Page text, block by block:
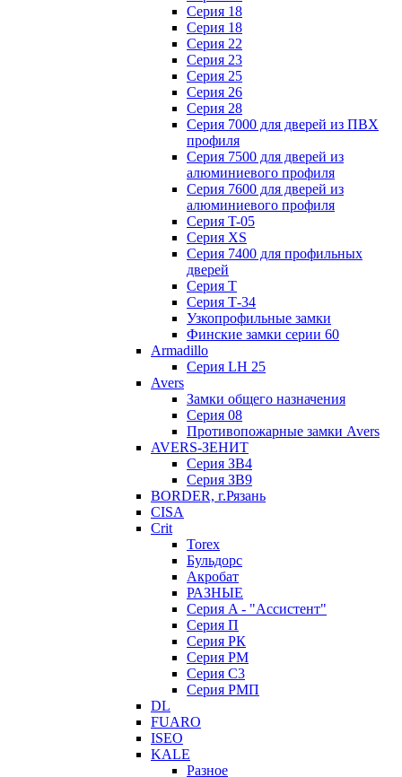
Серия 18
Серия 18
Серия 22
Серия 23
Серия 25
Серия 26
Серия 28
Серия 7000 для дверей из ПВХ
профиля
Серия 7500 для дверей из
алюминиевого профиля
Серия 7600 для дверей из
алюминиевого профиля
Серия T-05
Серия XS
Серия 7400 для профильных
дверей
Серия Т
Серия Т-34
Узкопрофильные замки
Финские замки серии 60
Armadillo
Серия LH 25
Avers
Замки общего назначения
Серия 08
Противопожарные замки Avers
AVERS-ЗЕНИТ
Серия ЗВ4
Серия ЗВ9
BORDER, г.Рязань
CISA
Crit
Torex
Бульдорс
Акробат
РАЗНЫЕ
Серия A - "Ассистент"
Серия П
Серия РК
Серия РМ
Серия С3
Серия РМП
DL
FUARO
ISEO
KALE
Разное